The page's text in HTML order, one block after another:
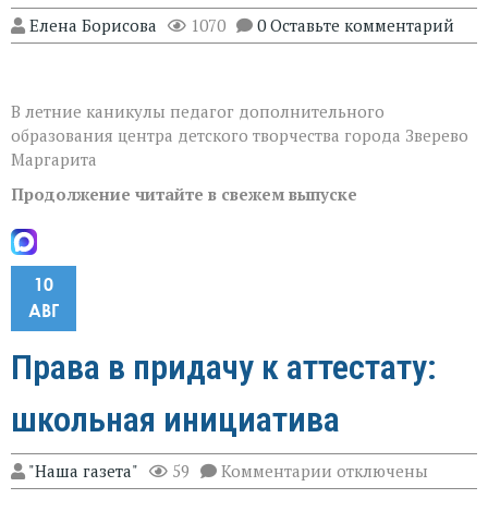
Елена Борисова 1070 0 Оставьте комментарий
В летние каникулы педагог дополнительного
образования центра детского творчества города Зверево
Маргарита
Продолжение читайте в свежем выпуске
10
АВГ
Права в придачу к аттестату:
школьная инициатива
"Наша газета" 59 Комментарии к
записи
отключены